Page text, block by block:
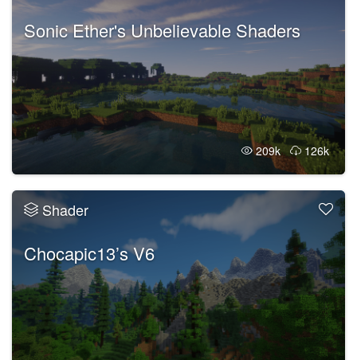
Sonic Ether's Unbelievable Shaders
209k 126k
Shader
Chocapic13’s V6